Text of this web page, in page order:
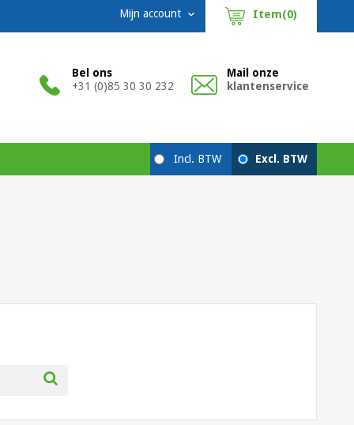
Item(0)
Mijn account 
Bel ons
+31 (0)85 30 30 232
Mail onze
klantenservice